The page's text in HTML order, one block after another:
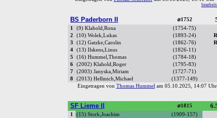
BS Paderborn II ⌀1752
1 (9) Klahold,Rona
(1754-75)
2
(10) Wolek,Lukas (1893-24)
3
(12) Gatzke,Carolin (1862-76)
4
(13) Ilskens,Linus (1826-11)
5
(16) Hummel,Thomas (1784-18)
6
(2002) Klahold,Roger (1795-83)
7
(2003) Janyska,Miriam (1727-71)
8
(2013) Hellmich,Michael (1377-149)
Eingetragen von Thomas Hummelam 05.10.2025, 14:07
SF Lieme II ⌀1815
1 (15) Stork,Joachim (1909-157)